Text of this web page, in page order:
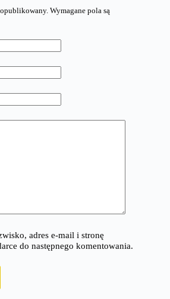
Wymagane pola są
adres e-mail i stronę
do następnego komentowania.